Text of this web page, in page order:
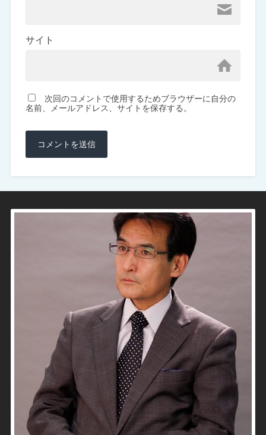
サイト
次回のコメントで使用するためブラウザーに自分の
名前、メールアドレス、サイトを保存する。